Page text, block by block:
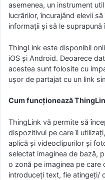
asemenea, un instrument
lucrărilor, încurajând elevii
informații și să le
ThingLink este disponibil
iOS și Android. Deoarece
acestea sunt folosite cu
ușor de partajat cu un link
Cum funcționează
ThingLink vă permite să
dispozitivul pe care îl
aplică și videoclipurilor și
selectat imaginea de bază,
o zonă pe imaginea pe
introduceți text, fie atingeți/